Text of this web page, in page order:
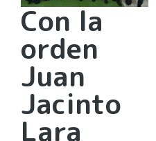
Con la
orden
Juan
Jacinto
Lara